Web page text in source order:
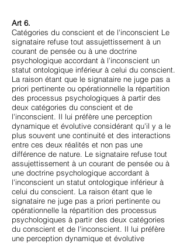
Art 6.
Catégories du conscient et de l'inconscient Le
signataire refuse tout assujettissement à un
courant de pensée ou à une doctrine
psychologique accordant à l'inconscient un
statut ontologique inférieur à celui du conscient.
La raison étant que le signataire ne juge pas a
priori pertinente ou opérationnelle la répartition
des processus psychologiques à partir des
deux catégories du conscient et de
l'inconscient. Il lui préfère une perception
dynamique et évolutive considérant qu'il y a le
plus souvent une continuité et des interactions
entre ces deux réalités et non pas une
différence de nature. Le signataire refuse tout
assujettissement à un courant de pensée ou à
une doctrine psychologique accordant à
l'inconscient un statut ontologique inférieur à
celui du conscient. La raison étant que le
signataire ne juge pas a priori pertinente ou
opérationnelle la répartition des processus
psychologiques à partir des deux catégories
du conscient et de l'inconscient. Il lui préfère
une perception dynamique et évolutive